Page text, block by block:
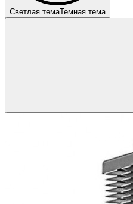
Светлая темаТемная тема